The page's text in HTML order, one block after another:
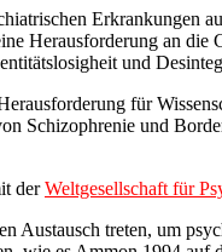
Erkrankungen
Herausforderung an
und
für
Schizophrenie und
derWeltgesellschaft für
Austausch treten, um